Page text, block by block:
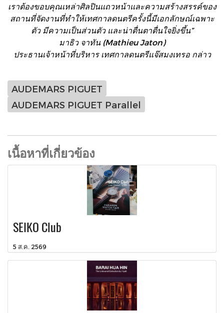
เราต้องขอบคุณเหล่าศิลปินแถวหน้าและความสร้างสรรค์ของ
สถานที่จัดงานที่ทำให้เทศกาลดนตรีครั้งนี้มีเอกลักษณ์เฉพาะ
ตัว มีความเป็นส่วนตัว และน่าตื่นตาตื่นใจยิ่งขึ้น”
มาธิว จาทัน (Mathieu Jaton)
ประธานเจ้าหน้าที่บริหาร เทศกาลดนตรีแจ๊สมงเทรอ กล่าว
AUDEMARS PIGUET
AUDEMARS PIGUET Parallel
เนื้อหาที่เกี่ยวข้อง
SEIKO Club
5 ส.ค. 2569